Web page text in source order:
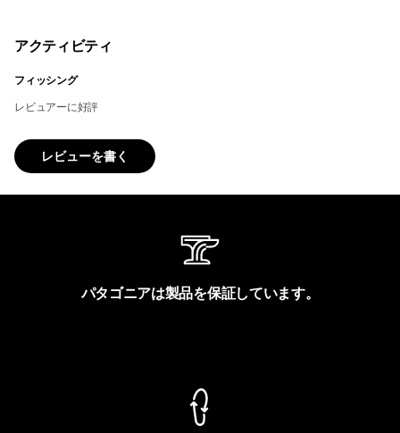
アクティビティ
フィッシング
レビュアーに好評
レビューを書く
パタゴニアは製品を保証しています。